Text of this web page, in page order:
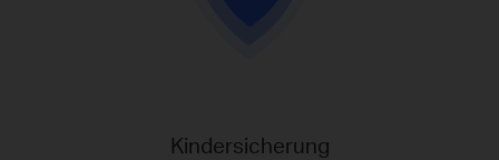
Kindersicherung